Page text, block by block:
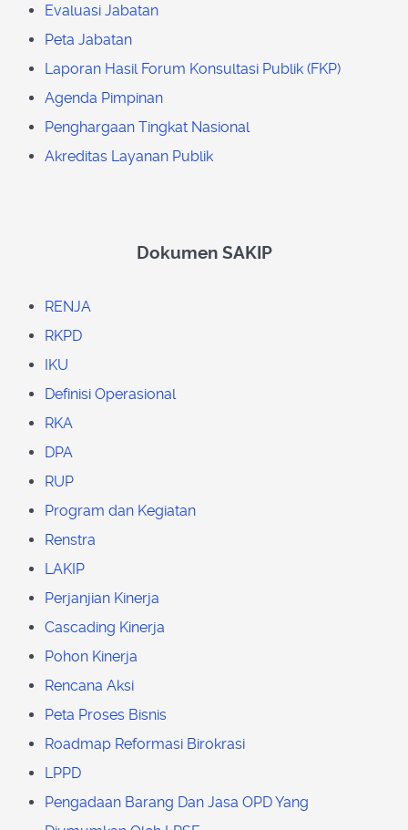
Evaluasi Jabatan
Peta Jabatan
Laporan Hasil Forum Konsultasi Publik (FKP)
Agenda Pimpinan
Penghargaan Tingkat Nasional
Akreditas Layanan Publik
Dokumen SAKIP
RENJA
RKPD
IKU
Definisi Operasional
RKA
DPA
RUP
Program dan Kegiatan
Renstra
LAKIP
Perjanjian Kinerja
Cascading Kinerja
Pohon Kinerja
Rencana Aksi
Peta Proses Bisnis
Roadmap Reformasi Birokrasi
LPPD
Pengadaan Barang Dan Jasa OPD Yang